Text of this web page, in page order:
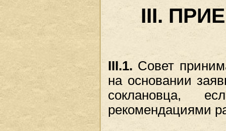
III.
III.1. Совет
на основании
соклановца,
рекомендациями